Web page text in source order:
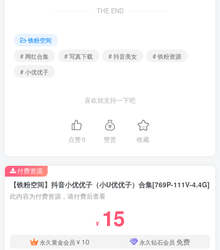
THE END
铁粉空间
# 网红合集
# 写真下载 # 抖音美女
# 铁粉资源
# 小优优子
喜欢就支持一下吧
点赞0 赞赏 收藏
【铁粉空间】抖音小优优子（小U优优子）合集[769P-111V-4.4G]
此内容为付费资源，请付费后查看
¥ 15
永久黄金会员 ¥ 10 永久钻石会员 免费
付费资源